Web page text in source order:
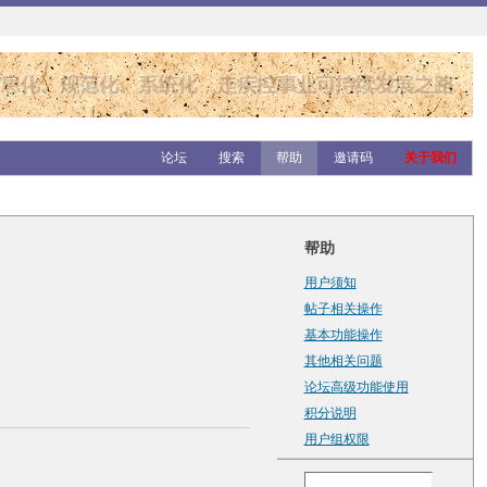
论坛 搜索 帮助 邀请码 关于我们
帮助
用户须知
帖子相关操作
基本功能操作
其他相关问题
论坛高级功能使用
积分说明
用户组权限